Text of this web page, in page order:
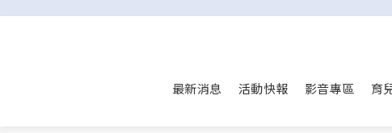
最新消息 活動快報 影音專區 育